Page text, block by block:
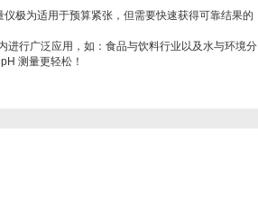
极为适用于预算紧张，但需要快速获得可靠结果的
进行广泛应用，如：食品与饮料行业以及水与环境分
测量更轻松！